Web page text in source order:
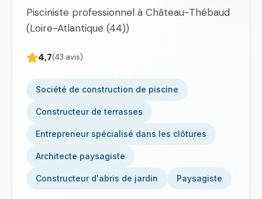
Pisciniste professionnel à Château-Thébaud
(Loire-Atlantique (44))
4,7(43 avis)
Société de construction de piscine
Constructeur de terrasses
Entrepreneur spécialisé dans les clôtures
Architecte paysagiste
Constructeur d'abris de jardin Paysagiste